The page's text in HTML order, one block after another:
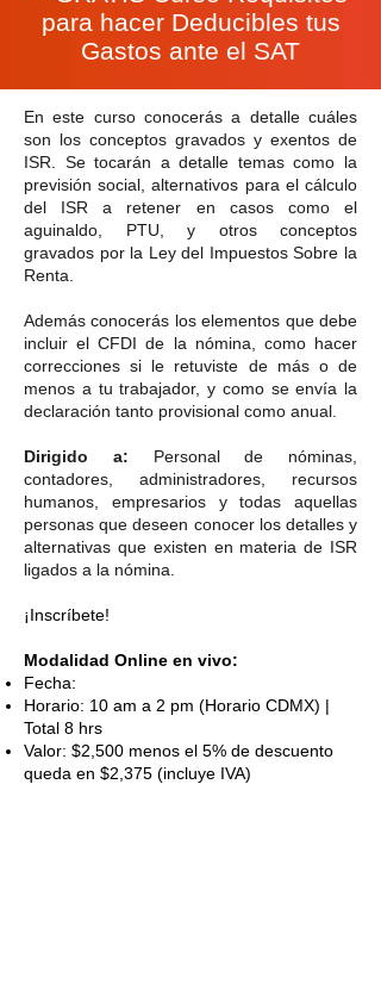
para hacer Deducibles tus
Gastos ante el SAT
En este curso conocerás a detalle cuáles
son los conceptos gravados y exentos de
ISR. Se tocarán a detalle temas como la
previsión social, alternativos para el cálculo
del ISR a retener en casos como el
aguinaldo, PTU, y otros conceptos
gravados por la Ley del Impuestos Sobre la
Renta.
Además conocerás los elementos que debe
incluir el CFDI de la nómina, como hacer
correcciones si le retuviste de más o de
menos a tu trabajador, y como se envía la
declaración tanto provisional como anual.
Dirigido a: Personal de nóminas,
contadores, administradores, recursos
humanos, empresarios y todas aquellas
personas que deseen conocer los detalles y
alternativas que existen en materia de ISR
ligados a la nómina.
¡Inscríbete!
Modalidad Online en vivo:
Fecha:
Horario: 10 am a 2 pm (Horario CDMX) |
Total 8 hrs
Valor: $2,500 menos el 5% de descuento
queda en $2,375 (incluye IVA)